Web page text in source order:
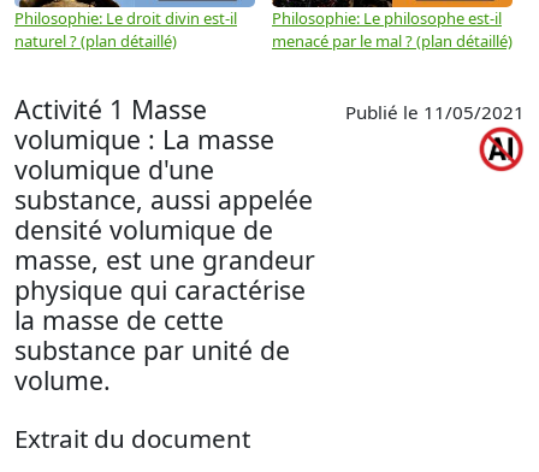
Philosophie: Le droit divin est-il
naturel ? (plan détaillé)
Philosophie: Le philosophe est-il
menacé par le mal ? (plan détaillé)
Activité 1 Masse
volumique : La masse
volumique d'une
substance, aussi appelée
densité volumique de
masse, est une grandeur
physique qui caractérise
la masse de cette
substance par unité de
volume.
Publié le 11/05/2021
Extrait du document